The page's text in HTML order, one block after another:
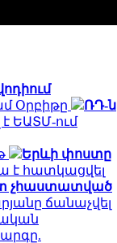
Օրբիթը
ՌԴ-ն
ԵԱՏՄ-ում
Երևի փոստը
է հատկացվել
չհաստատված
ճանաչվել